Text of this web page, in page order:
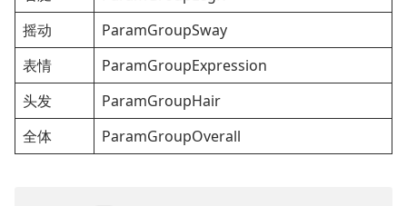
摇动
ParamGroupSway
表情
ParamGroupExpression
头发
ParamGroupHair
全体
ParamGroupOverall